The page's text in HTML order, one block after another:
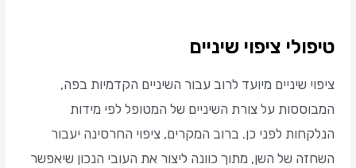
טיפולי ציפוי שיניים
ציפוי שיניים מיועד לרוב עבור השיניים הקדמיות בפה,
המבוססות על צורת השיניים של המטופל לפי מידות
הנלקחות לפני כן. ברוב המקרים, ציפוי החרסינה יעבור
השחזה של השן, מתוך כוונה ליצור את העובי הנכון שיאפשר